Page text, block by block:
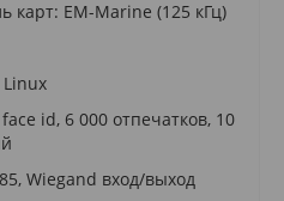
карт: EM-Marine (125 кГц)
id, 6 000 отпечатков, 10
Wiegand вход/выход